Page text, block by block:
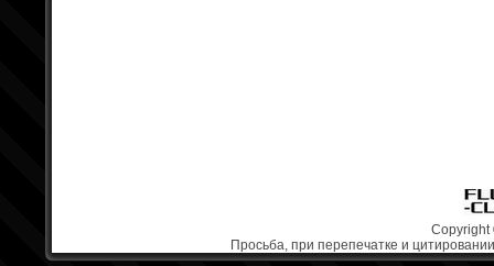
Copyright
Просьба, при перепечатке и